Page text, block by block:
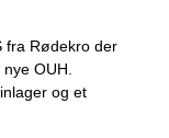
fra Rødekro der
OUH.
og et